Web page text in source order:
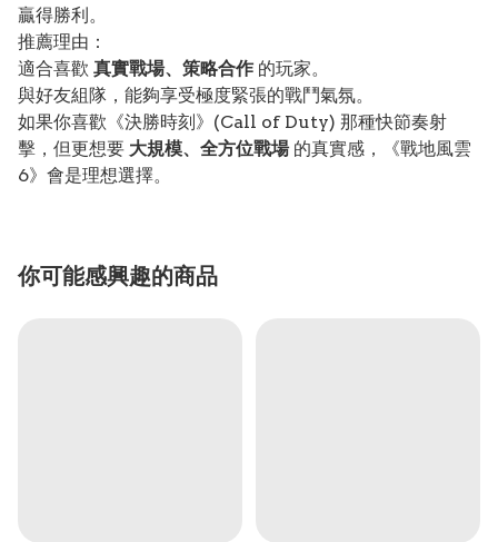
贏得勝利。
推薦理由：
適合喜歡 真實戰場、策略合作 的玩家。
與好友組隊，能夠享受極度緊張的戰鬥氣氛。
如果你喜歡《決勝時刻》(Call of Duty) 那種快節奏射
擊，但更想要 大規模、全方位戰場的真實感，《戰地風雲
6》會是理想選擇。
你可能感興趣的商品